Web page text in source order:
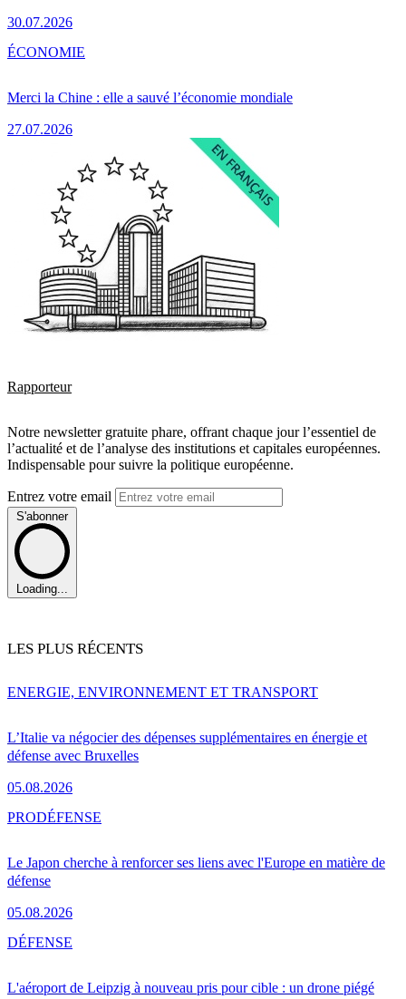
30.07.2026
Merci la Chine : elle a sauvé l’économie mondiale
27.07.2026
ÉCONOMIE
Rapporteur
Notre newsletter gratuite phare, offrant chaque jour l’essentiel de
l’actualité et de l’analyse des institutions et capitales européennes.
Indispensable pour suivre la politique européenne.
Entrez votre email
S'abonner
Loading...
LES PLUS RÉCENTS
L’Italie va négocier des dépenses supplémentaires en énergie et
défense avec Bruxelles
05.08.2026
ENERGIE, ENVIRONNEMENT ET TRANSPORT
Le Japon cherche à renforcer ses liens avec l'Europe en matière de
défense
05.08.2026
PRODÉFENSE
L'aéroport de Leipzig à nouveau pris pour cible : un drone piégé
DÉFENSE